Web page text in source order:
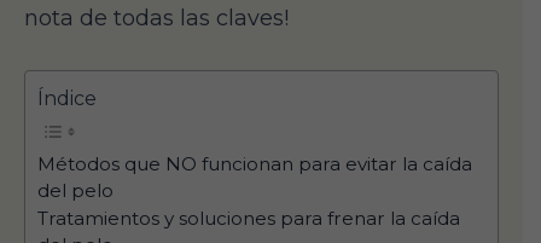
nota de todas las claves!
Índice
Métodos que NO funcionan para evitar la caída
del pelo
Tratamientos y soluciones para frenar la caída